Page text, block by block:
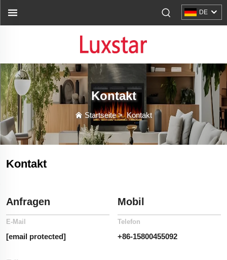
DE
Kontakt
Startseite>Kontakt
Kontakt
Anfragen
E-Mail
[email protected]
Mobil
Telefon
+86-15800455092